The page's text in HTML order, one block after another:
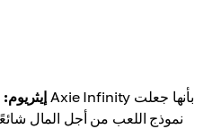
إيثريوم:
نموذج اللعب من أجل المال